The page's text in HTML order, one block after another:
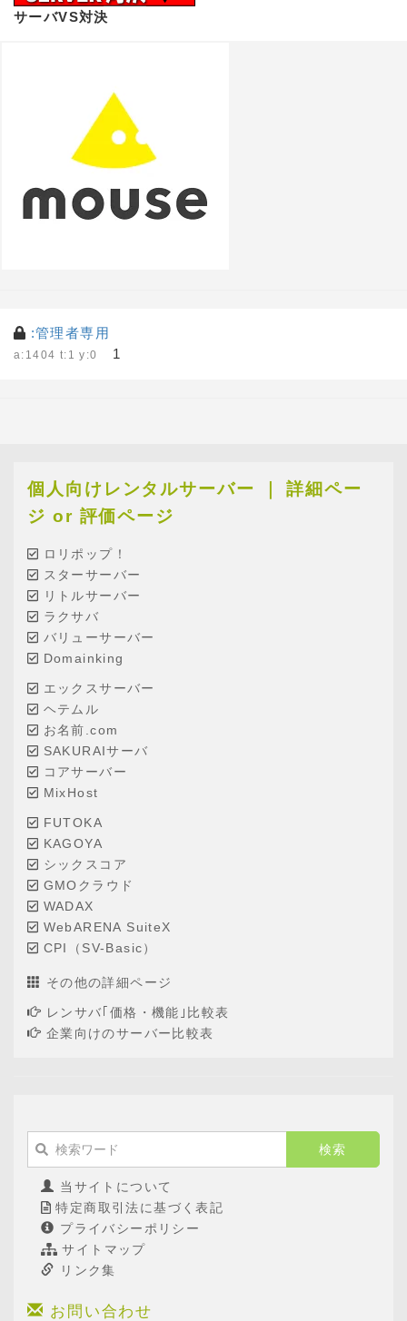
サーバVS対決
:管理者専用
a:1404 t:1 y:0 1
個人向けレンタルサーバー ｜ 詳細ペー
ジ or 評価ページ
ロリポップ！
スターサーバー
リトルサーバー
ラクサバ
バリューサーバー
Domainking
エックスサーバー
ヘテムル
お名前.com
SAKURAIサーバ
コアサーバー
MixHost
FUTOKA
KAGOYA
シックスコア
GMOクラウド
WADAX
WebARENA SuiteX
CPI（SV-Basic）
その他の詳細ページ
レンサバ｢価格・機能｣比較表
企業向けのサーバー比較表
当サイトについて
特定商取引法に基づく表記
プライバシーポリシー
サイトマップ
リンク集
お問い合わせ